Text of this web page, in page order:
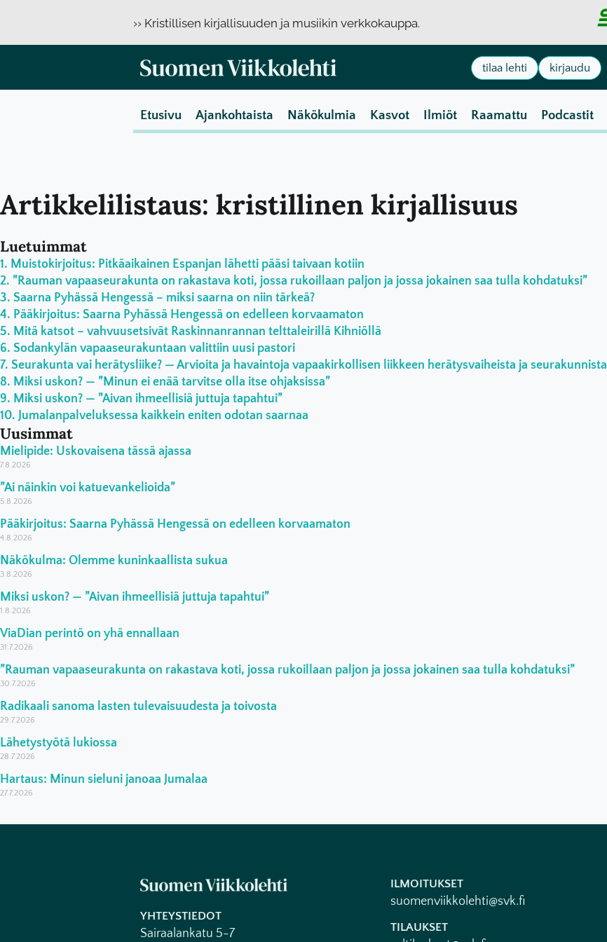
›› Kristillisen kirjallisuuden ja musiikin verkkokauppa.
tilaa lehti kirjaudu
Etusivu Ajankohtaista Näkökulmia Kasvot Ilmiöt Raamattu Podcastit
Artikkelilistaus: kristillinen kirjallisuus
Luetuimmat
Muistokirjoitus: Pitkäaikainen Espanjan lähetti pääsi taivaan kotiin
”Rauman vapaaseurakunta on rakastava koti, jossa rukoillaan paljon ja jossa jokainen saa tulla kohdatuksi”
Saarna Pyhässä Hengessä – miksi saarna on niin tärkeä?
Pääkirjoitus: Saarna Pyhässä Hengessä on edelleen korvaamaton
Mitä katsot – vahvuusetsivät Raskinnanrannan telttaleirillä Kihniöllä
Sodankylän vapaaseurakuntaan valittiin uusi pastori
Seurakunta vai herätysliike? — Arvioita ja havaintoja vapaakirkollisen liikkeen herätysvaiheista ja seurakunnista
Miksi uskon? — ”Minun ei enää tarvitse olla itse ohjaksissa”
Miksi uskon? — ”Aivan ihmeellisiä juttuja tapahtui”
Jumalanpalveluksessa kaikkein eniten odotan saarnaa
Uusimmat
Mielipide: Uskovaisena tässä ajassa
7.8.2026
”Ai näinkin voi katuevankelioida”
5.8.2026
Pääkirjoitus: Saarna Pyhässä Hengessä on edelleen korvaamaton
4.8.2026
Näkökulma: Olemme kuninkaallista sukua
3.8.2026
Miksi uskon? — ”Aivan ihmeellisiä juttuja tapahtui”
1.8.2026
ViaDian perintö on yhä ennallaan
31.7.2026
”Rauman vapaaseurakunta on rakastava koti, jossa rukoillaan paljon ja jossa jokainen saa tulla kohdatuksi”
30.7.2026
Radikaali sanoma lasten tulevaisuudesta ja toivosta
29.7.2026
Lähetystyötä lukiossa
28.7.2026
Hartaus: Minun sieluni janoaa Jumalaa
27.7.2026
YHTEYSTIEDOT
Sairaalankatu 5-7
ILMOITUKSET
suomenviikkolehti@svk.fi
TILAUKSET